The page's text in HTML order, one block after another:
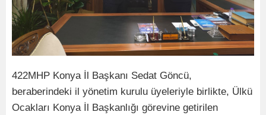
422MHP Konya İl Başkanı Sedat Göncü,
beraberindeki il yönetim kurulu üyeleriyle birlikte, Ülkü
Ocakları Konya İl Başkanlığı görevine getirilen